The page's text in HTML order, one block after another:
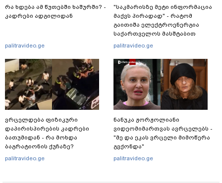
რა ხდება ამ წუთებში ხაშურში? -
კადრები ადგილიდან
palitravideo.ge
ვრცელდება ფიზიკური
დაპირისპირების კადრები
ბათუმიდან - რა მოხდა
ბაგრატიონის ქუჩაზე?
palitravideo.ge
"საკმარისზე მეტი ინფორმაცია
მაქვს პირადად" - რატომ
გაითიშა ელექტროენერგია
საქართველოს მასშტაბით
რამდენჯერმე: რას ამბობს
palitravideo.ge
ნანუკა ჟორჟოლიანი
ვიდეომიმართვას ავრცელებს -
"მე და ეკას ვრცელი მიმოწერა
გვქონდა"
palitravideo.ge